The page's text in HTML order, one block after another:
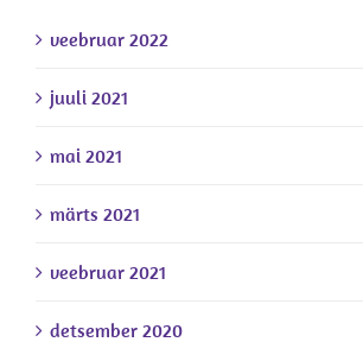
veebruar 2022
juuli 2021
mai 2021
märts 2021
veebruar 2021
detsember 2020